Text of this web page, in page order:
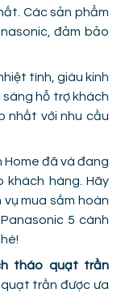
Các sản phẩm
đảm bảo
tình, giàu kinh
sàng hỗ trợ khách
nhất với nhu cầu
Home đã và đang
khách hàng. Hãy
vụ mua sắm hoàn
5 cánh
tháo quạt trần
trần được ưa